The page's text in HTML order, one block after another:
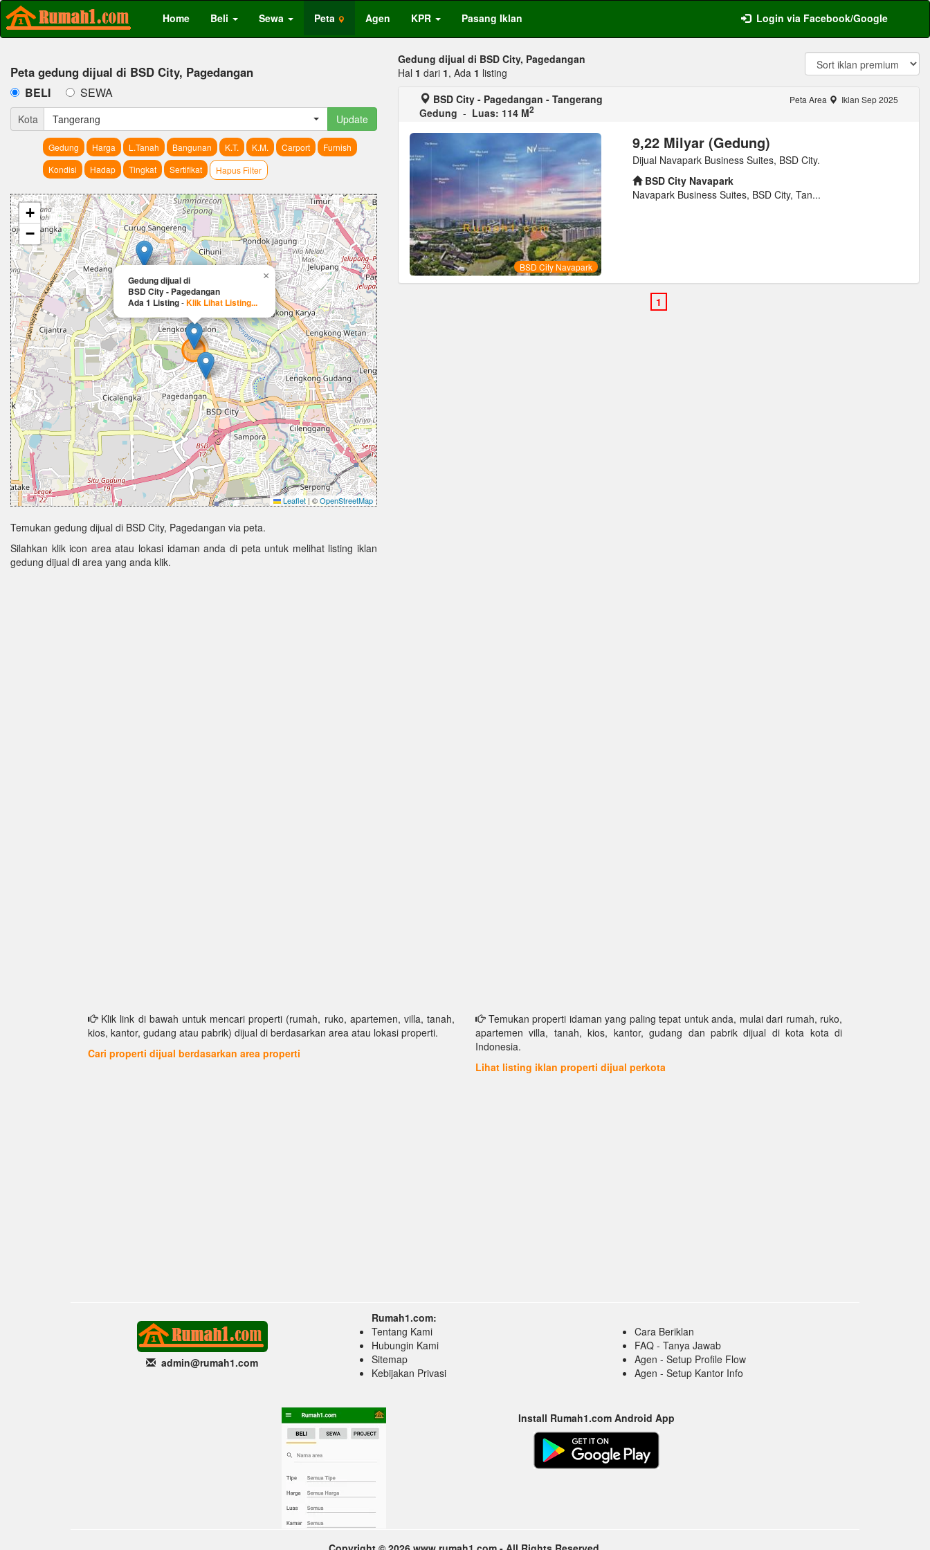
Home Beli Sewa Peta Agen KPR Pasang Iklan Login via Facebook/Google
Peta gedung dijual di BSD City, Pagedangan
BELI SEWA
Kota Tangerang Update
Gedung Harga L.Tanah Bangunan K.T. K.M. Carport
Furnish
Kondisi
Hadap Tingkat Sertifikat Hapus Filter
Gedung dijual di
BSD City - Pagedangan
Ada 1 Listing-Klik Lihat Listing...
×
+
−
Leaflet|©OpenStreetMap
Temukan gedung dijual di BSD City, Pagedangan via peta.
Silahkan klik icon area atau lokasi idaman anda di peta untuk melihat listing iklan
gedung dijual di area yang anda klik.
Gedung dijual di BSD City, Pagedangan
Hal 1 dari 1, Ada 1 listing
BSD City - Pagedangan - Tangerang
Gedung - Luas: 114 M2
Peta Area Iklan Sep 2025
BSD City Navapark
9,22 Milyar (Gedung)
Dijual Navapark Business Suites, BSD City.
BSD City Navapark
Navapark Business Suites, BSD City, Tan...
Klik link di bawah untuk mencari properti (rumah, ruko, apartemen, villa, tanah,
kios, kantor, gudang atau pabrik) dijual di berdasarkan area atau lokasi properti.
Cari properti dijual berdasarkan area properti
Temukan properti idaman yang paling tepat untuk anda, mulai dari rumah, ruko,
apartemen villa, tanah, kios, kantor, gudang dan pabrik dijual di kota kota di
Indonesia.
Lihat listing iklan properti dijual perkota
admin@rumah1.com
Rumah1.com:
Tentang Kami
Hubungin Kami
Sitemap
Kebijakan Privasi
Cara Beriklan
FAQ - Tanya Jawab
Agen - Setup Profile Flow
Agen - Setup Kantor Info
Install Rumah1.com Android App